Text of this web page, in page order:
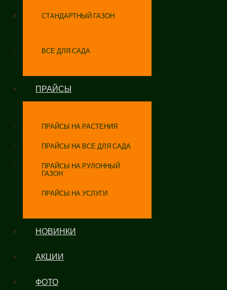
СТАНДАРТНЫЙ ГАЗОН
ВСЕ ДЛЯ САДА
ПРАЙСЫ
ПРАЙСЫ НА РАСТЕНИЯ
ПРАЙСЫ НА ВСЕ ДЛЯ САДА
ПРАЙСЫ НА РУЛОННЫЙ
ГАЗОН
ПРАЙСЫ НА УСЛУГИ
НОВИНКИ
АКЦИИ
ФОТО